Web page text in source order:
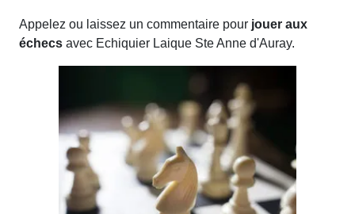
Appelez ou laissez un commentaire pour jouer aux
échecs avec Echiquier Laique Ste Anne d'Auray.